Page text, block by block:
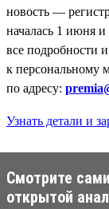
новость —
началась 1 июня
все подробности
к персональному
по адресу:
Узнать детали и
Смотрите
открытой